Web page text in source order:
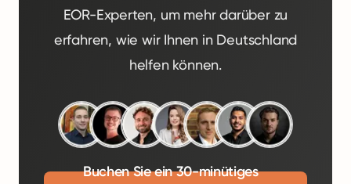
EOR-Experten, um mehr darüber zu
erfahren, wie wir Ihnen in Deutschland
helfen können.
Buchen Sie ein 30-minütiges